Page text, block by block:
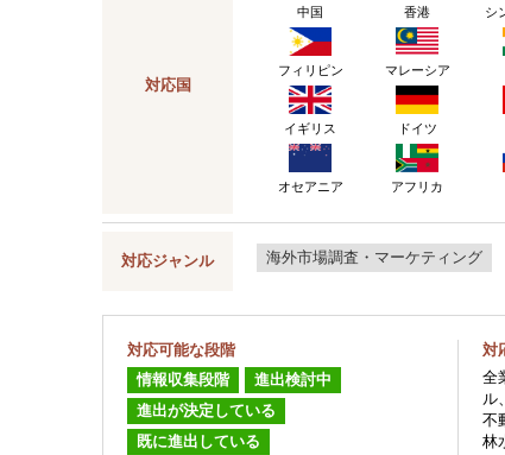
対応国
中国 香港 シ
フィリピン マレーシア
イギリス ドイツ
オセアニア アフリカ
対応ジャンル 海外市場調査・マーケティング
対応可能な段階
情報収集段階
進出検討中
進出が決定している
既に進出している
対
全
ル
不
林